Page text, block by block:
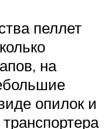
пеллет
на
опилок и